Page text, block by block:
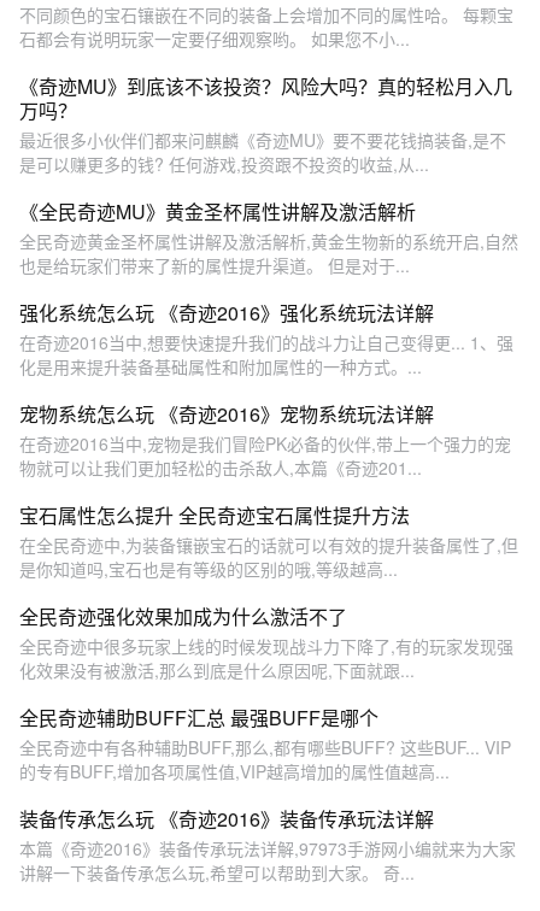
不同颜色的宝石镶嵌在不同的装备上会增加不同的属性哈。 每颗宝
石都会有说明玩家一定要仔细观察哟。 如果您不小...
《奇迹MU》到底该不该投资？风险大吗？真的轻松月入几
万吗？
最近很多小伙伴们都来问麒麟《奇迹MU》要不要花钱搞装备,是不
是可以赚更多的钱? 任何游戏,投资跟不投资的收益,从...
《全民奇迹MU》黄金圣杯属性讲解及激活解析
全民奇迹黄金圣杯属性讲解及激活解析,黄金生物新的系统开启,自然
也是给玩家们带来了新的属性提升渠道。 但是对于...
强化系统怎么玩 《奇迹2016》强化系统玩法详解
在奇迹2016当中,想要快速提升我们的战斗力让自己变得更... 1、强
化是用来提升装备基础属性和附加属性的一种方式。...
宠物系统怎么玩 《奇迹2016》宠物系统玩法详解
在奇迹2016当中,宠物是我们冒险PK必备的伙伴,带上一个强力的宠
物就可以让我们更加轻松的击杀敌人,本篇《奇迹201...
宝石属性怎么提升 全民奇迹宝石属性提升方法
在全民奇迹中,为装备镶嵌宝石的话就可以有效的提升装备属性了,但
是你知道吗,宝石也是有等级的区别的哦,等级越高...
全民奇迹强化效果加成为什么激活不了
全民奇迹中很多玩家上线的时候发现战斗力下降了,有的玩家发现强
化效果没有被激活,那么到底是什么原因呢,下面就跟...
全民奇迹辅助BUFF汇总 最强BUFF是哪个
全民奇迹中有各种辅助BUFF,那么,都有哪些BUFF? 这些BUF... VIP
的专有BUFF,增加各项属性值,VIP越高增加的属性值越高...
装备传承怎么玩 《奇迹2016》装备传承玩法详解
本篇《奇迹2016》装备传承玩法详解,97973手游网小编就来为大家
讲解一下装备传承怎么玩,希望可以帮助到大家。 奇...